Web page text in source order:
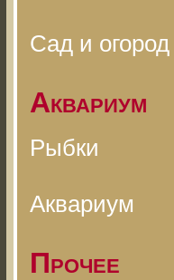
Сад и огород
Аквариум
Рыбки
Аквариум
Прочее